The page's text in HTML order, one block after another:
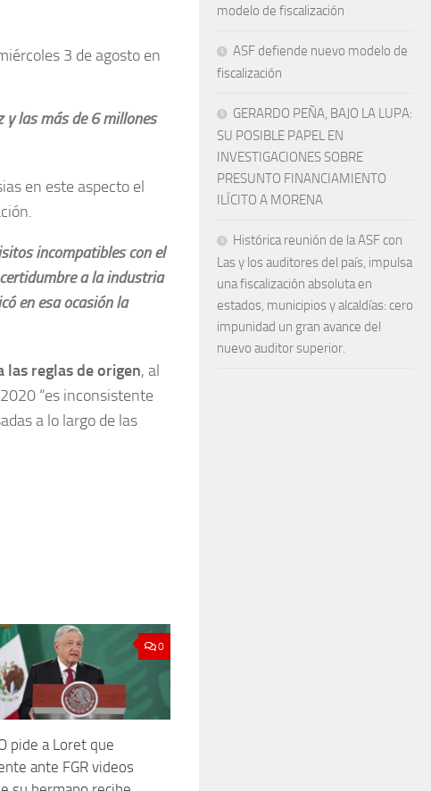
3 de agosto en
las más de 6 millones
en este aspecto el
incompatibles con el
a la industria
en esa ocasión la
las reglas de origen, al
“es inconsistente
a lo largo de las
0
pide a Loret que
ante FGR videos
modelo de fiscalización
ASF defiende nuevo modelo de
fiscalización
GERARDO PEÑA, BAJO LA LUPA:
SU POSIBLE PAPEL EN
INVESTIGACIONES SOBRE
PRESUNTO FINANCIAMIENTO
ILÍCITO A MORENA
Histórica reunión de la ASF con
Las y los auditores del país, impulsa
una fiscalización absoluta en
estados, municipios y alcaldías: cero
impunidad un gran avance del
nuevo auditor superior.